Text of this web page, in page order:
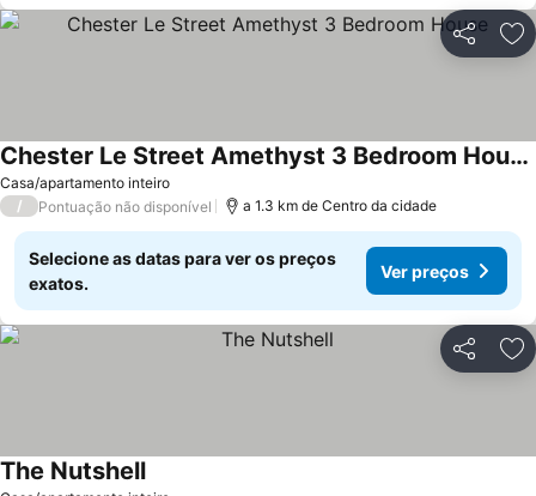
Partilhar
Casa/apartamento inteiro
Chester Le Street Amethyst 3 Bedroom House
Ver preços
/ Pontuação não disponível a 1.3 km de Centro da cidade
Selecione as datas para ver os preços
exatos.
Ver preços
Partilhar
The NutshellVer preços